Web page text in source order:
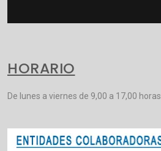
HORARIO
De lunes a viernes de 9,00 a 17,00 horas